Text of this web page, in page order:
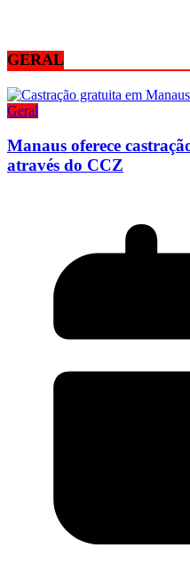
GERAL
Geral
Manaus oferece
através do CCZ